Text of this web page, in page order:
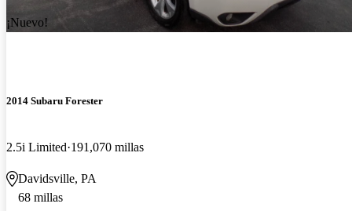
¡Nuevo!
2014 Subaru Forester
2.5i Limited 191,070 millas
Davidsville, PA
68 millas